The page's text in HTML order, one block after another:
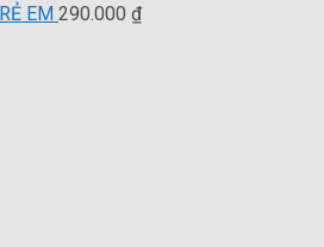
EM 290.000 ₫